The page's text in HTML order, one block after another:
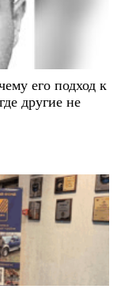
его подход к
другие не